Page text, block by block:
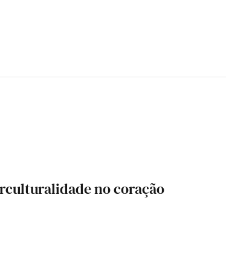
no coração